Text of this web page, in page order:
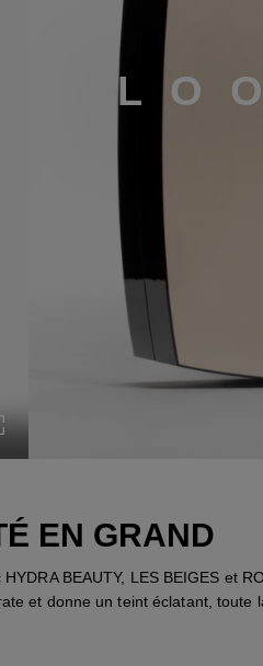
le mode plein écran
EN GRAND
BEAUTY, LES BEIGES et
et donne un teint éclatant, toute